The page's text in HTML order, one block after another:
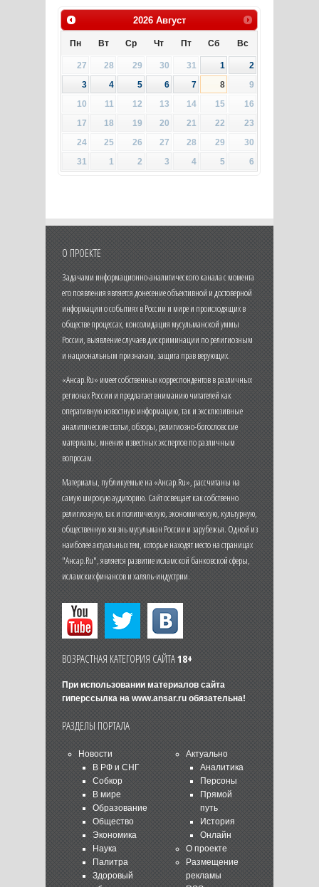
2026 Август
Пн Вт Ср Чт Пт Сб Вс
27 28 29 30 31 1
2
3
4 5 6 7 8
9
10
11 12 13 14 15
16
17
18 19 20 21 22
23
24
25 26 27 28 29
30
31
1 2 3 4 5 6
О ПРОЕКТЕ
Задачами информационно-аналитического канала с момента
его появления является донесение объективной и достоверной
информации о событиях в России и мире и происходящих в
обществе процессах, консолидация мусульманской уммы
России, выявление случаев дискриминации по религиозным
и национальным признакам, защита прав верующих.
«Ансар.Ru» имеет собственных корреспондентов в различных
регионах России и предлагает вниманию читателей как
оперативную новостную информацию, так и эксклюзивные
аналитические статьи, обзоры, религиозно-богословские
материалы, мнения известных экспертов по различным
вопросам.
Материалы, публикуемые на «Ансар.Ru», рассчитаны на
самую широкую аудиторию. Сайт освещает как собственно
религиозную, так и политическую, экономическую, культурную,
общественную жизнь мусульман России и зарубежья. Одной из
наиболее актуальных тем, которые находят место на страницах
"Ансар.Ru", является развитие исламской банковской сферы,
исламских финансов и халяль-индустрии.
ВОЗРАСТНАЯ КАТЕГОРИЯ САЙТА18+
При использовании материалов сайта
гиперссылка на www.ansar.ruобязательна!
РАЗДЕЛЫ ПОРТАЛА
Новости
В РФ и СНГ
Собкор
В мире
Образование
Общество
Экономика
Наука
Палитра
Здоровый
Актуально
Аналитика
Персоны
Прямой
путь
История
Онлайн
О проекте
Размещение
рекламы